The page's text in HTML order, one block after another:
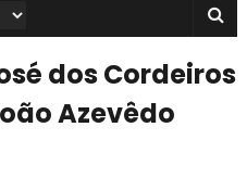
dos Cordeiros
Azevêdo